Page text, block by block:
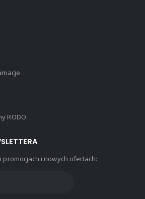
RODO
promocjach i nowych ofertach: